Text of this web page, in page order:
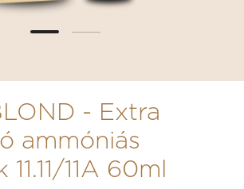
- Extra
ammóniás
11A 60ml